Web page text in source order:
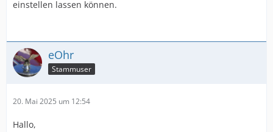
einstellen lassen können.
eOhr
Stammuser
20. Mai 2025 um 12:54
Hallo,